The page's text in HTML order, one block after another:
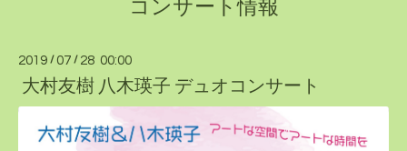
コンサート情報
2019 / 07 / 28 00:00
大村友樹 八木瑛子 デュオコンサート